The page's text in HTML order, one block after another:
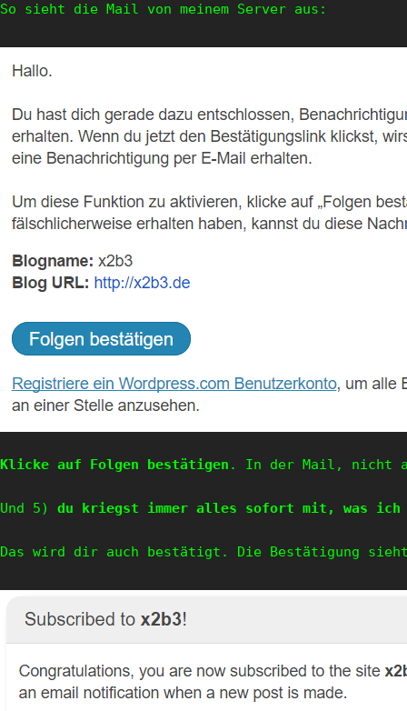
So sieht die Mail von meinem Server aus:
Klicke auf Folgen bestätigen . In der Mail, nicht
Und 5) du kriegst immer alles sofort mit, was ich
Das wird dir auch bestätigt. Die Bestätigung